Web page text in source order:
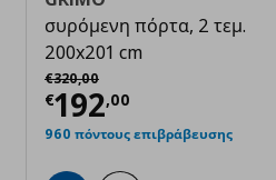
€ 192,00
συρόμενη πόρτα, 2 τεμ.
200x201 cm
€320,00
Αρχική τιμή
€192,00
Τρέχουσα
960 πόντους επιβράβευσης